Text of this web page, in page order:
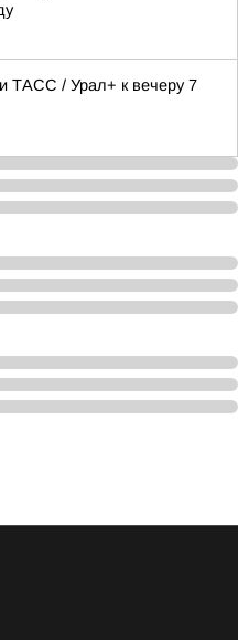
ТАСС / Урал+ к вечеру 7